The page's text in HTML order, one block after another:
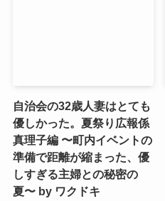
自治会の32歳人妻はとても
優しかった。夏祭り広報係
真理子編 〜町内イベントの
準備で距離が縮まった、優
しすぎる主婦との秘密の
夏〜 by ワクドキ